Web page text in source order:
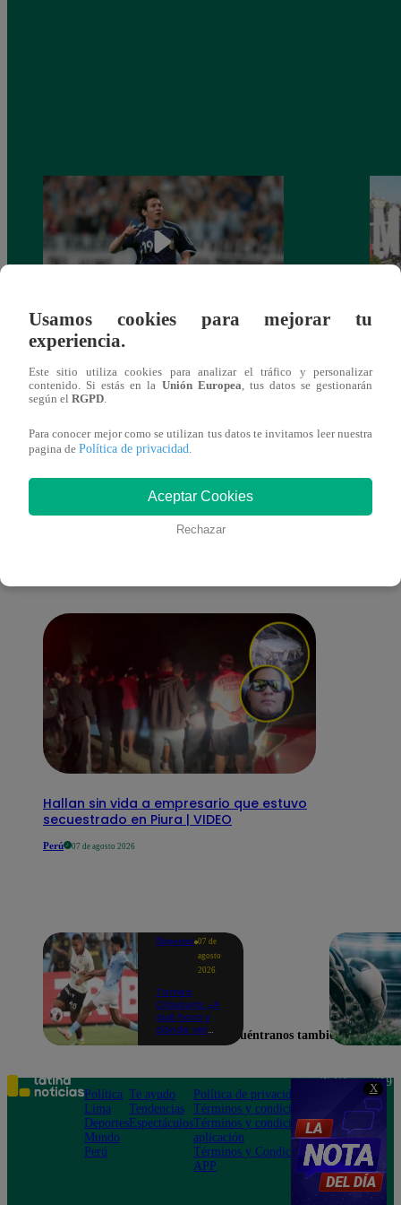
X
Messi, a 19 años de su debut en los
Mundiales
También te puede
Hallan sin vida a empresario que estuvo
secuestrado en Piura | VIDEO
Perú 07 de agosto 2026
Deportes 07 de
agosto
2026
Torneo
Clausura: ¿A
qué hora y
dónde ver
fecha 4?
Usamos cookies para mejorar tu
experiencia.
Este sitio utiliza cookies para analizar el tráfico y personalizar
contenido. Si estás en la Unión Europea, tus datos se gestionarán
según el RGPD.
Para conocer mejor como se utilizan tus datos te invitamos leer nuestra
pagina de Política de privacidad.
Aceptar Cookies
Rechazar
Encuéntranos también en
Política
Lima
Deportes
Mundo
Perú
Te ayudo
Tendencias
Espectáculos
Política de privacidad
Términos y condiciones
Términos y condiciones
aplicación
Términos y Condiciones
APP
Teléfono: 219
Av. San
Felipe 968
Jesús María